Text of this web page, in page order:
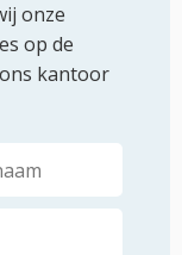
onze
op de
kantoor